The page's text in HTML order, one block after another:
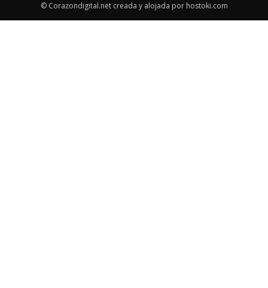
© Corazondigital.net creada y alojada por hostoki.com